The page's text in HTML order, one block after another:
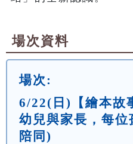
場次資料
場次:
6/22(日)【繪本故
幼兒與家長，每位
陪同)